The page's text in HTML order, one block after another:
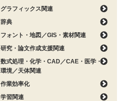
グラフィックス関連
辞典
フォント・地図／GIS・素材関連
研究・論文作成支援関連
数式処理・化学・CAD／CAE・医学・
環境／天体関連
作業効率化
学習関連